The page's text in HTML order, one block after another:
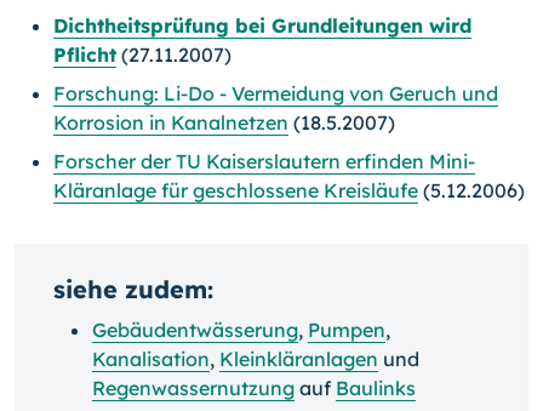
Dichtheitsprüfung bei Grundleitungen wird
Pflicht (27.11.2007)
Forschung: Li-Do - Vermeidung von Geruch und
Korrosion in Kanalnetzen (18.5.2007)
Forscher der TU Kaiserslautern erfinden Mini-
Kläranlage für geschlossene Kreisläufe (5.12.2006)
siehe zudem:
Gebäudentwässerung, Pumpen,
Kanalisation, Kleinkläranlagen und
Regenwassernutzung auf Baulinks